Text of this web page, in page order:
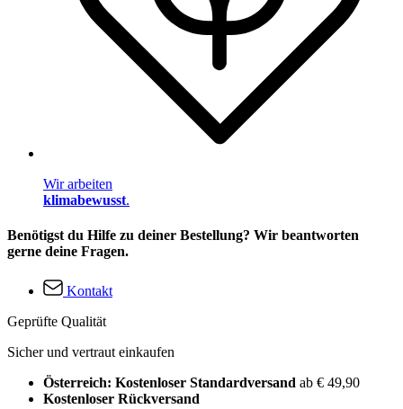
Wir arbeiten
klimabewusst.
Benötigst du Hilfe zu deiner Bestellung? Wir beantworten
gerne deine Fragen.
Kontakt
Geprüfte Qualität
Sicher und vertraut einkaufen
Österreich: Kostenloser Standardversand ab € 49,90
Kostenloser Rückversand